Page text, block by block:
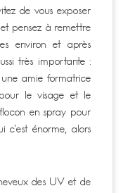
de vous exposer
pensez à remettre
environ et après
très importante :
une amie formatrice
le visage et le
en spray pour
c’est énorme, alors
des UV et de